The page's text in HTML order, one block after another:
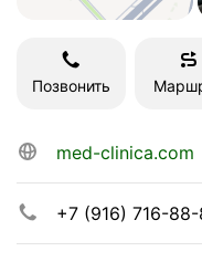
Позвонить
med-clinica.com
+7 (916) 716-